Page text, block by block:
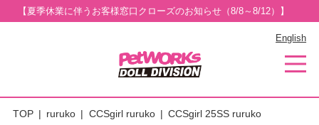
【夏季休業に伴うお客様窓口クローズのお知らせ（8/8～8/12）】
English
TOP ruruko CCSgirl ruruko CCSgirl 25SS ruruko